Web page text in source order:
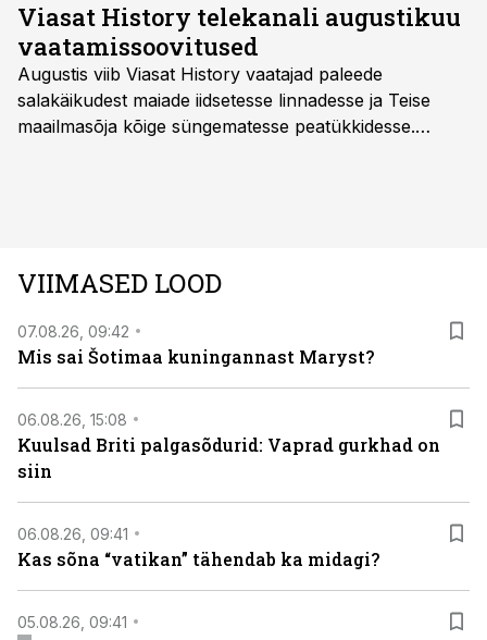
Viasat History telekanali augustikuu
vaatamissoovitused
Augustis viib Viasat History vaatajad paleede
salakäikudest maiade iidsetesse linnadesse ja Teise
maailmasõja kõige süngematesse peatükkidesse.
viasathistory.eu/ee
VIIMASED LOOD
07.08.26, 09:42
Mis sai Šotimaa kuningannast Maryst?
06.08.26, 15:08
Kuulsad Briti palgasõdurid: Vaprad gurkhad on
siin
06.08.26, 09:41
Kas sõna “vatikan” tähendab ka midagi?
05.08.26, 09:41